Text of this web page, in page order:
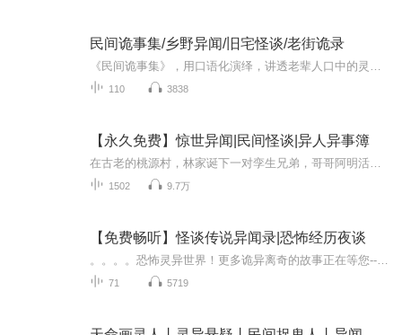
民间诡事集/乡野异闻/旧宅怪谈/老街诡录
110 3838
【永久免费】惊世异闻|民间怪谈|异人异事簿
1502 9.7万
【免费畅听】怪谈传说异闻录|恐怖经历夜谈
71 5719